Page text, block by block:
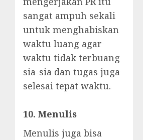
sangat ampuh sekali
untuk menghabiskan
waktu luang agar
waktu tidak terbuang
sia-sia dan tugas juga
selesai tepat waktu.
10. Menulis
Menulis juga bisa